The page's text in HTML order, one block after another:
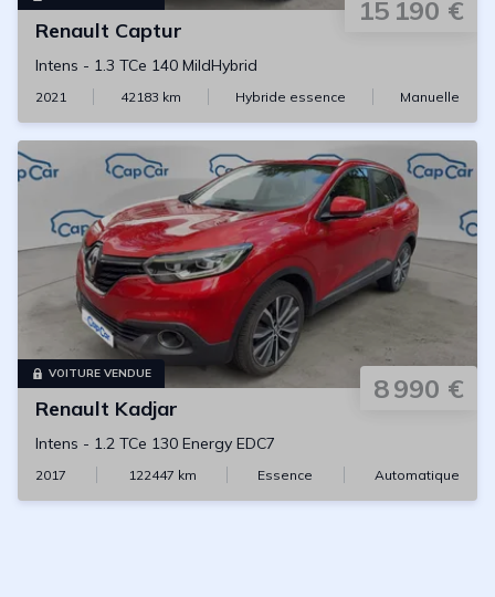
15 190 €
Renault Captur
Intens - 1.3 TCe 140 MildHybrid
2021 42183 km Hybride essence Manuelle
VOITURE VENDUE 8 990 €
Renault Kadjar
Intens - 1.2 TCe 130 Energy EDC7
2017 122447 km Essence Automatique